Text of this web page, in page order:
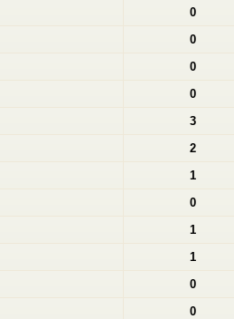
0
0
0
0
3
2
1
0
1
1
0
0